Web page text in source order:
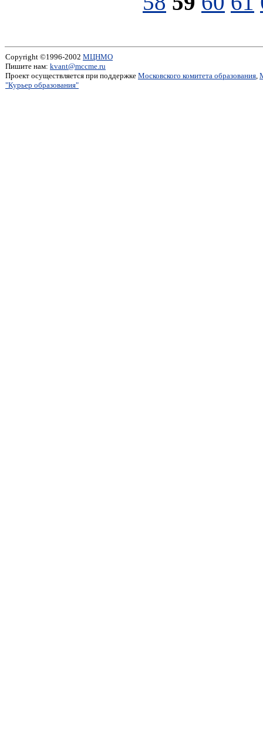
Copyright ©1996-2002 МЦНМО
Пишите нам: kvant@mccme.ru
Проект осуществляется при поддержке Московского комитета образования,
"Курьер образования"